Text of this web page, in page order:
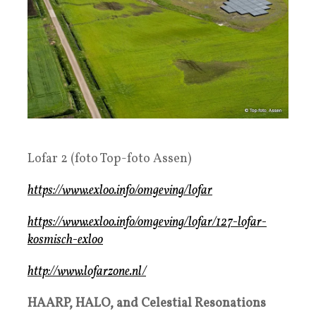
Lofar 2 (foto Top-foto Assen)
https://www.exloo.info/omgeving/lofar
https://www.exloo.info/omgeving/lofar/127-lofar-
kosmisch-exloo
http://www.lofarzone.nl/
HAARP, HALO, and Celestial Resonations